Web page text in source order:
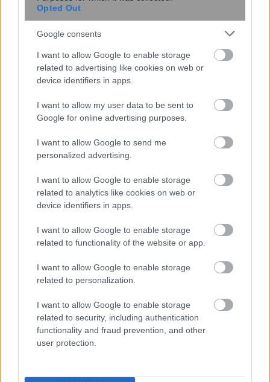
Opted Out
Google consents
I want to allow Google to enable storage
related to advertising like cookies on web or
device identifiers in apps.
I want to allow my user data to be sent to
Google for online advertising purposes.
I want to allow Google to send me
personalized advertising.
I want to allow Google to enable storage
related to analytics like cookies on web or
device identifiers in apps.
I want to allow Google to enable storage
related to functionality of the website or app.
I want to allow Google to enable storage
related to personalization.
I want to allow Google to enable storage
related to security, including authentication
functionality and fraud prevention, and other
user protection.
ΓΣΒΕΕ: Το τρίτο πακέτο οδηγεί σε νέα